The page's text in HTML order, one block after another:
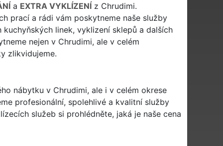
a EXTRA VYKLÍZENÍz Chrudimi.
prací a rádi vám poskytneme naše služby
linek, vyklizení sklepů a dalších
nejen v Chrudimi, ale v celém
zlikvidujeme.
nábytku v Chrudimi, ale i v celém okrese
profesionální, spolehlivé a kvalitní služby
služeb si prohlédněte, jaká je naše cena